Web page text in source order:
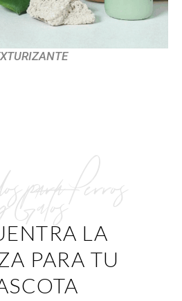
para Perros
LA
PARA TU